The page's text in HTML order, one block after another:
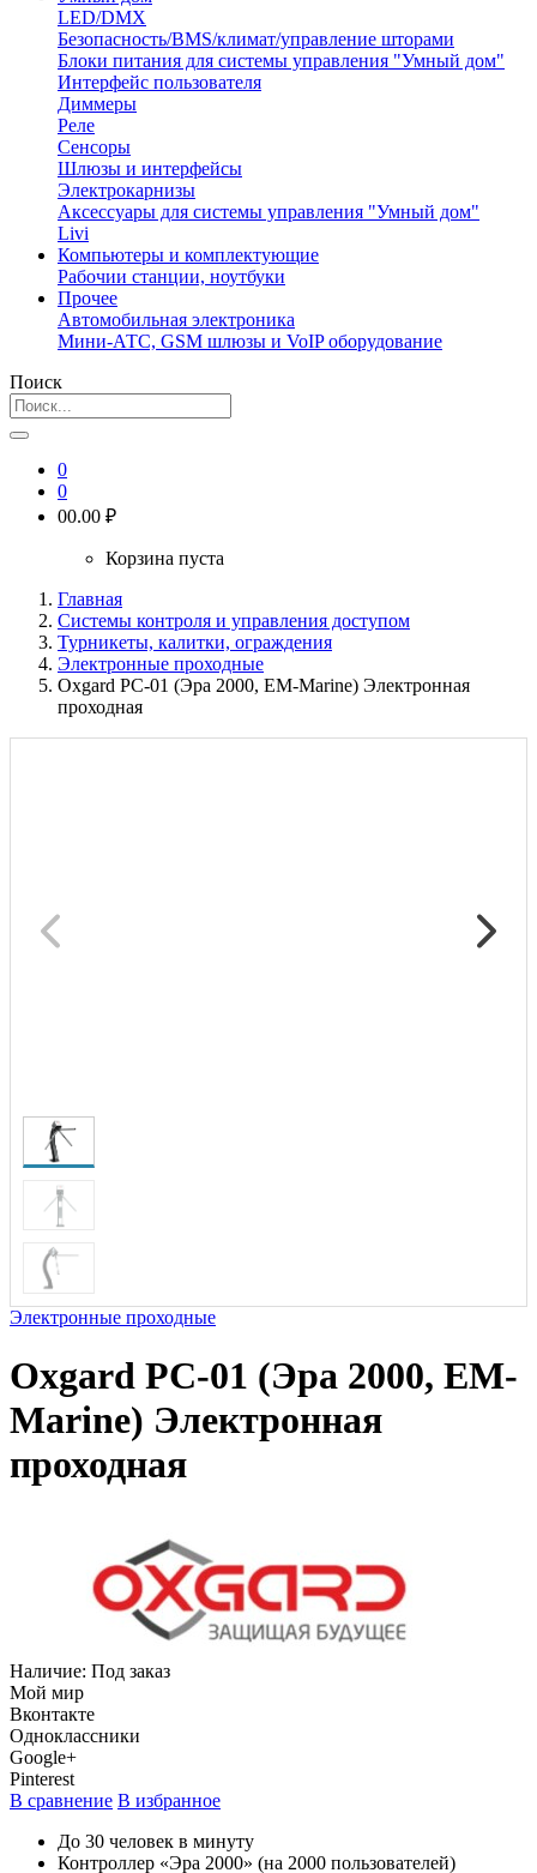
LED/DMX
Безопасность/BMS/климат/управление шторами
Блоки питания для системы управления "Умный дом"
Интерфейс пользователя
Диммеры
Реле
Сенсоры
Шлюзы и интерфейсы
Электрокарнизы
Аксессуары для системы управления "Умный дом"
Livi
Компьютеры и комплектующие
Рабочии станции, ноутбуки
Прочее
Автомобильная электроника
Мини-АТС, GSM шлюзы и VoIP оборудование
Поиск
0
0
00.00 ₽
Корзина пуста
Главная
Системы контроля и управления доступом
Турникеты, калитки, ограждения
Электронные проходные
Oxgard РС-01 (Эра 2000, EM-Marine) Электронная
проходная
Электронные проходные
Oxgard РС-01 (Эра 2000, EM-
Marine) Электронная
проходная
Наличие: Под заказ
Мой мир
Вконтакте
Одноклассники
Google+
Pinterest
В сравнение В избранное
До 30 человек в минуту
Контроллер «Эра 2000» (на 2000 пользователей)